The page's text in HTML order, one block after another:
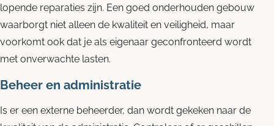
lopende reparaties zijn. Een goed onderhouden gebouw
waarborgt niet alleen de kwaliteit en veiligheid, maar
voorkomt ook dat je als eigenaar geconfronteerd wordt
met onverwachte lasten.
Beheer en administratie
Is er een externe beheerder, dan wordt gekeken naar de